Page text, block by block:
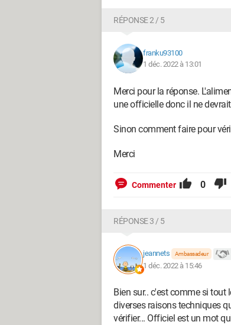
RÉPONSE 2 / 5
franku93100
1 déc. 2022 à 13:01
Merci pour la réponse.
une officielle donc il ne
Sinon comment faire pour
Merci
Commenter 0
RÉPONSE 3 / 5
jeannets Ambassadeur
1 déc. 2022 à 15:46
Bien sur.. c'est comme si tout
diverses raisons techniques
vérifier... Officiel est un mot